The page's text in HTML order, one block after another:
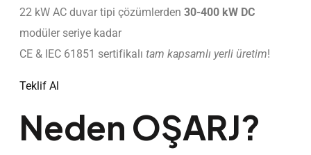
22 kW AC duvar tipi çözümlerden 30-400 kW DC
modüler seriye kadar
CE & IEC 61851 sertifikalı tam kapsamlı yerli üretim!
Teklif Al
Neden OŞARJ?